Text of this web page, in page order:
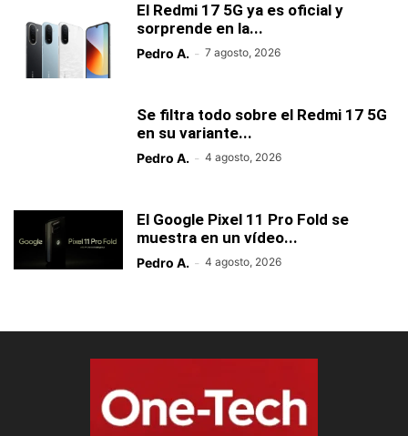
El Redmi 17 5G ya es oficial y
sorprende en la...
Pedro A. - 7 agosto, 2026
Se filtra todo sobre el Redmi 17 5G
en su variante...
Pedro A. - 4 agosto, 2026
El Google Pixel 11 Pro Fold se
muestra en un vídeo...
Pedro A. - 4 agosto, 2026